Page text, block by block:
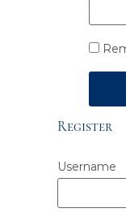
Register
Username